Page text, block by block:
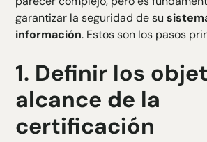
garantizar la seguridad de su
información. Estos son los pasos
1. Definir los
alcance de la
certificación